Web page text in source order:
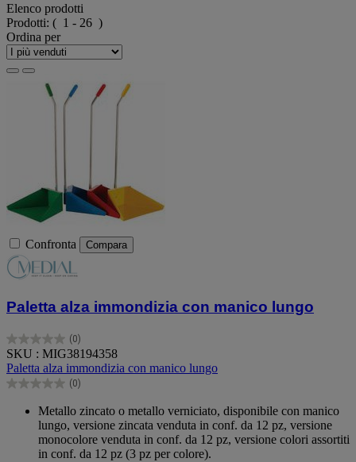
Elenco prodotti
Prodotti: ( 1 - 26 )
Ordina per
Confronta Compara
Paletta alza immondizia con manico lungo
(0)
0.0
su
5
stelle.
SKU : MIG38194358
Paletta alza immondizia con manico lungo
(0)
0.0
Metallo zincato o metallo verniciato, disponibile con manico
lungo, versione zincata venduta in conf. da 12 pz, versione
monocolore venduta in conf. da 12 pz, versione colori assortiti
in conf. da 12 pz (3 pz per colore).